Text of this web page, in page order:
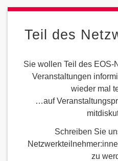
Teil des
Sie wollen Teil des EOS-
Veranstaltungen
wieder mal
…auf
Schreiben Sie
zu